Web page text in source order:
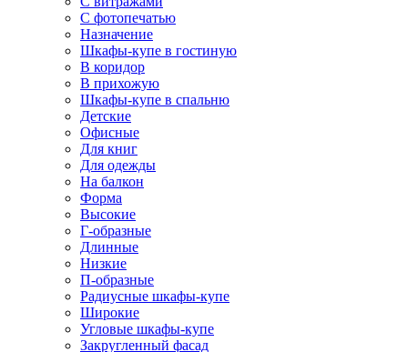
С фотопечатью
Назначение
Шкафы-купе в гостиную
В коридор
В прихожую
Шкафы-купе в спальню
Детские
Офисные
Для книг
Для одежды
На балкон
Форма
Высокие
Г-образные
Длинные
Низкие
П-образные
Радиусные шкафы-купе
Широкие
Угловые шкафы-купе
Закругленный фасад